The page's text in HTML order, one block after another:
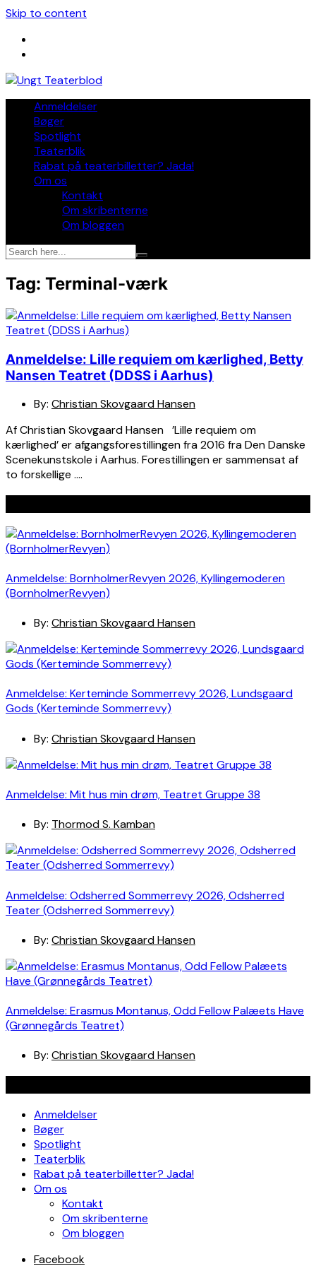
Skip to content
Anmeldelser
Bøger
Spotlight
Teaterblik
Rabat på teaterbilletter? Jada!
Om os
Kontakt
Om skribenterne
Om bloggen
Tag: Terminal-værk
Anmeldelse: Lille requiem om kærlighed, Betty
Nansen Teatret (DDSS i Aarhus)
By: Christian Skovgaard Hansen
Af Christian Skovgaard Hansen ’Lille requiem om
kærlighed’ er afgangsforestillingen fra 2016 fra Den Danske
Scenekunstskole i Aarhus. Forestillingen er sammensat af
to forskellige ….
Anmeldelse: BornholmerRevyen 2026, Kyllingemoderen
(BornholmerRevyen)
By: Christian Skovgaard Hansen
Anmeldelse: Kerteminde Sommerrevy 2026, Lundsgaard
Gods (Kerteminde Sommerrevy)
By: Christian Skovgaard Hansen
Anmeldelse: Mit hus min drøm, Teatret Gruppe 38
By: Thormod S. Kamban
Anmeldelse: Odsherred Sommerrevy 2026, Odsherred
Teater (Odsherred Sommerrevy)
By: Christian Skovgaard Hansen
Anmeldelse: Erasmus Montanus, Odd Fellow Palæets Have
(Grønnegårds Teatret)
By: Christian Skovgaard Hansen
Anmeldelser
Bøger
Spotlight
Teaterblik
Rabat på teaterbilletter? Jada!
Om os
Kontakt
Om skribenterne
Om bloggen
Facebook